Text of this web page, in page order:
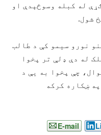
له کبله وسوځېدې او
شول.
نورو سیمو کې د طالب
له دې ډلې تر پخوا
چې پخوا به یې د
ښکاره کرکه
E-mail